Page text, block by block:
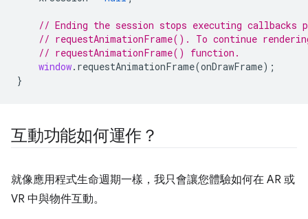
// Ending the session stops executing callbacks
// requestAnimationFrame(). To continue
// requestAnimationFrame() function.
window. requestAnimationFrame(onDrawFrame);
}
互動功能如何運作？
就像應用程式生命週期一樣，我只會讓您體驗如何在 AR 或
VR 中與物件互動。